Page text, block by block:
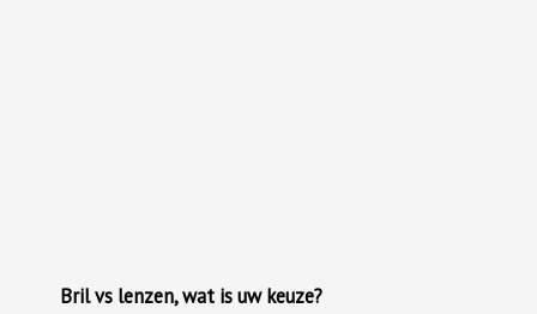
Bril vs lenzen, wat is uw keuze?